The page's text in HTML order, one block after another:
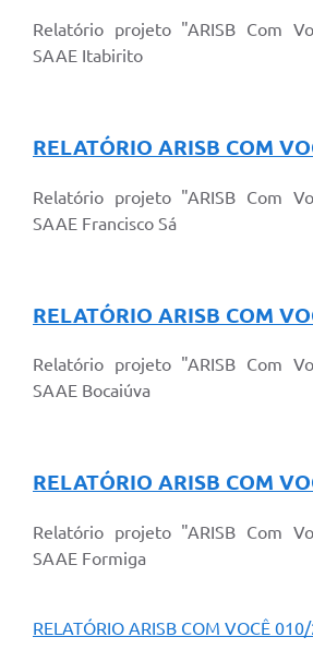
Relatório projeto "ARISB Com
SAAE Itabirito
RELATÓRIO ARISB COM
Relatório projeto "ARISB Com
SAAE Francisco Sá
RELATÓRIO ARISB COM
Relatório projeto "ARISB Com
SAAE Bocaiúva
RELATÓRIO ARISB COM
Relatório projeto "ARISB Com
SAAE Formiga
RELATÓRIO ARISB COM VOCÊ